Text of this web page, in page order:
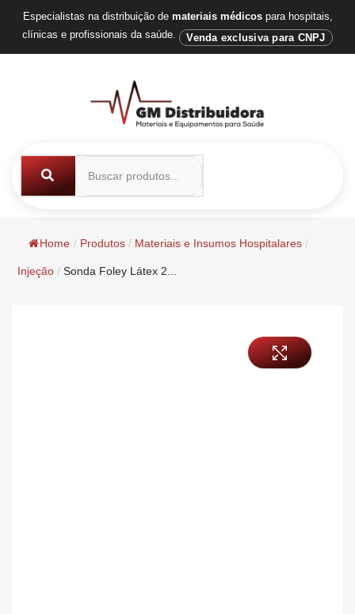
Especialistas na distribuição de materiais médicospara hospitais,
clínicas e profissionais da saúde.
Venda exclusiva para CNPJ
Home / Produtos / Materiais e Insumos Hospitalares /
Injeção / Sonda Foley Látex 2...